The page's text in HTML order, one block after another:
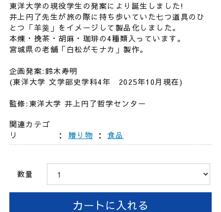
東洋大学の現役学生の発案により誕生しました!
井上円了先生が旅の際に持ち歩いていた七つ道具のひ
とつ「羊羹」をイメージして製品化しました。
本煉・挽茶・胡麻・珈琲の4種類入っています。
宮城県の老舗「白松がモナカ」製作。
企画発案:鈴木寿明
(東洋大学 文学部史学科4年 2025年10月現在)
監修:東洋大学 井上円了哲学センター
関連カテゴ
リ
： 贈り物 ： 食品
数量